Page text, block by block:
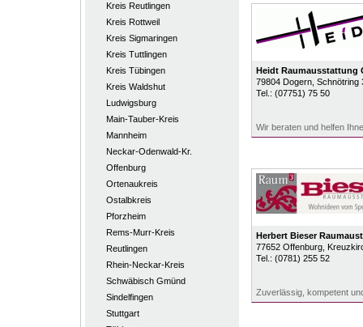
Kreis Reutlingen
Kreis Rottweil
Kreis Sigmaringen
Kreis Tuttlingen
Kreis Tübingen
Kreis Waldshut
Ludwigsburg
Main-Tauber-Kreis
Mannheim
Neckar-Odenwald-Kr.
Offenburg
Ortenaukreis
Ostalbkreis
Pforzheim
Rems-Murr-Kreis
Reutlingen
Rhein-Neckar-Kreis
Schwäbisch Gmünd
Sindelfingen
Stuttgart
Heidt Raumausstattung
79804 Dogern, Schnötring
Tel.: (07751) 75 50
Wir beraten und helfen
Herbert Bieser
77652 Offenburg,
Tel.: (0781) 255 52
Zuverlässig, kompetent